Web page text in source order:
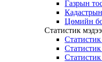
Газрын
Цөмийн
Статистик мэдээ